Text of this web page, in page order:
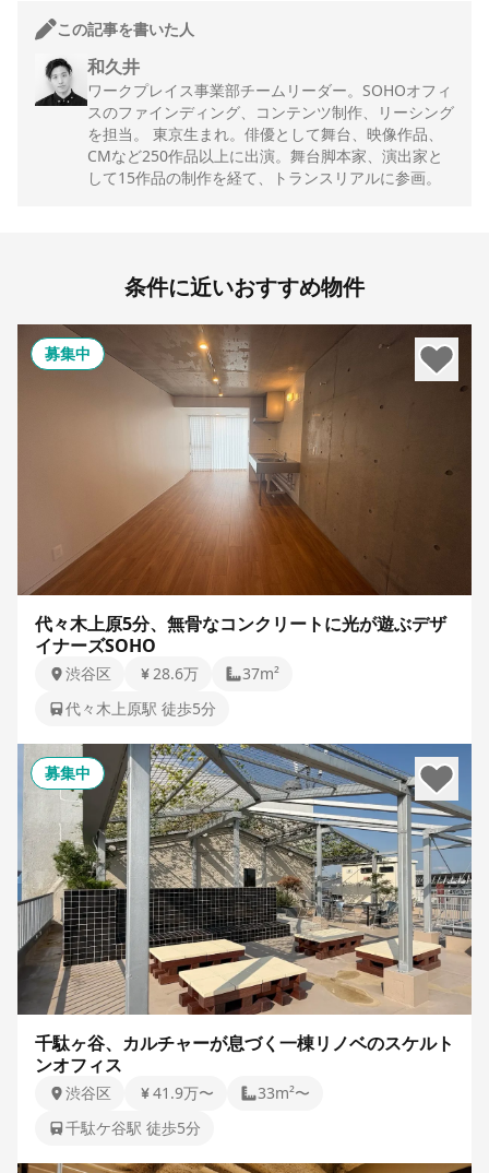
この記事を書いた人
和久井
ワークプレイス事業部チームリーダー。SOHOオフィ
スのファインディング、コンテンツ制作、リーシング
を担当。 東京生まれ。俳優として舞台、映像作品、
CMなど250作品以上に出演。舞台脚本家、演出家と
して15作品の制作を経て、トランスリアルに参画。
条件に近いおすすめ物件
募集中
代々木上原5分、無骨なコンクリートに光が遊ぶデザ
イナーズSOHO
渋谷区 28.6万
37m²
代々木上原駅 徒歩5分
募集中
千駄ヶ谷、カルチャーが息づく一棟リノベのスケルト
ンオフィス
渋谷区 41.9万〜
33m²〜
千駄ケ谷駅 徒歩5分